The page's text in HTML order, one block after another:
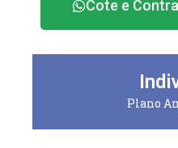
Cote e
Plano